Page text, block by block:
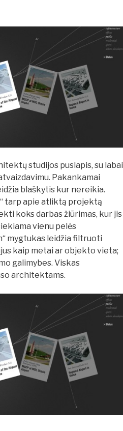
studijos puslapis, su labai
Pakankamai
blaškytis kur nereikia.
tarp apie atliktą projektą
koks darbas žiūrimas, kur jis
vienu pelės
mygtukas leidžia filtruoti
kaip metai ar objekto vieta;
galimybes. Viskas
architektams.